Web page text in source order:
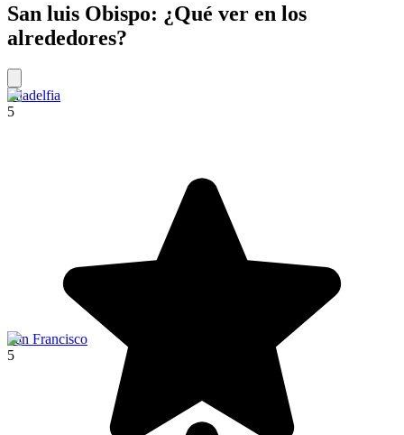
San luis Obispo: ¿Qué ver en los
alrededores?
Filadelfia
5
San Francisco
5